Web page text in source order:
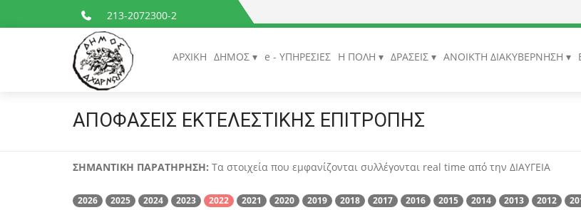
213-2072300-2
ΑΡΧΙΚΗ ΔΗΜΟΣ e - ΥΠΗΡΕΣΙΕΣ Η ΠΟΛΗ ΔΡΑΣΕΙΣ ΑΝΟΙΚΤΗ ΔΙΑΚΥΒΕΡΝΗΣΗ
ΑΠΟΦΑΣΕΙΣ ΕΚΤΕΛΕΣΤΙΚΗΣ ΕΠΙΤΡΟΠΗΣ
ΣΗΜΑΝΤΙΚΗ ΠΑΡΑΤΗΡΗΣΗ: Τα στοιχεία που εμφανίζονται συλλέγονται real time από την ΔΙΑΥΓΕΙΑ
2026 2025 2024 2023 2022 2021 2020 2019 2018 2017 2016 2015 2014 2013 2012